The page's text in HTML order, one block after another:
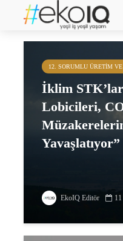
Global Witness
12. SORUMLU ÜRETIM
İklim
Lobicileri,
Yavaşlatıyor”
EkoIQ Editör